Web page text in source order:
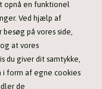
opnå en funktionel
Ved hjælp af
på vores side,
at vores
du giver dit samtykke,
i form af egne cookies
de
for at undgå
elastisk velcro,
poten.